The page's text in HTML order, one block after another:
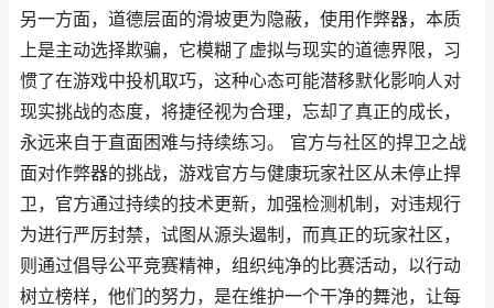
另一方面，道德层面的滑坡更为隐蔽，使用作弊器，本质
上是主动选择欺骗，它模糊了虚拟与现实的道德界限，习
惯了在游戏中投机取巧，这种心态可能潜移默化影响人对
现实挑战的态度，将捷径视为合理，忘却了真正的成长，
永远来自于直面困难与持续练习。 官方与社区的捍卫之战
面对作弊器的挑战，游戏官方与健康玩家社区从未停止捍
卫，官方通过持续的技术更新，加强检测机制，对违规行
为进行严厉封禁，试图从源头遏制，而真正的玩家社区，
则通过倡导公平竞赛精神，组织纯净的比赛活动，以行动
树立榜样，他们的努力，是在维护一个干净的舞池，让每